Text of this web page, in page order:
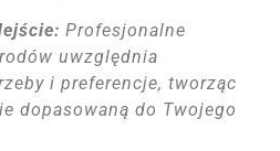
Profesjonalne
uwzględnia
i preferencje, tworząc
dopasowaną do Twojego